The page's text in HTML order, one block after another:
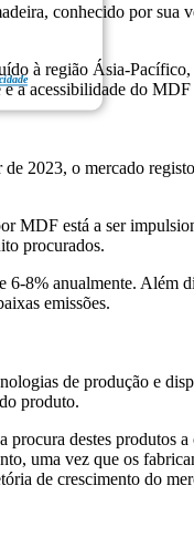
conhecido por sua
à região Ásia-
a acessibilidade do
2023, o mercado
MDF está a ser
procurados.
8% anualmente. Além
emissões.
de produção e
produto.
destes produtos
uma vez que os
de crescimento do